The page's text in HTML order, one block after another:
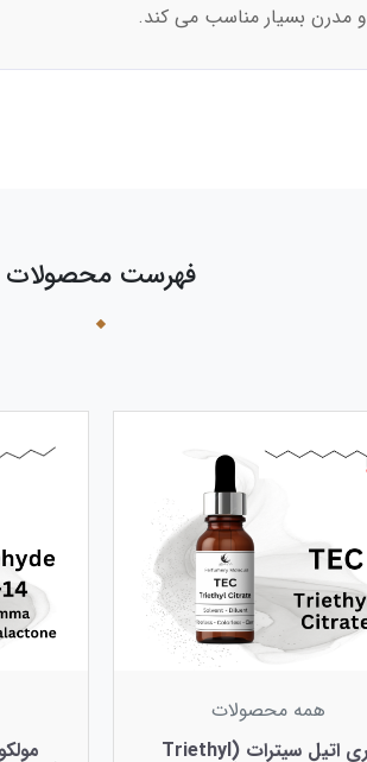
و مدرن بسیار مناسب می کند.
فهرست محصولات
همه محصولات
تری‌ اتیل سیترات (Triethyl